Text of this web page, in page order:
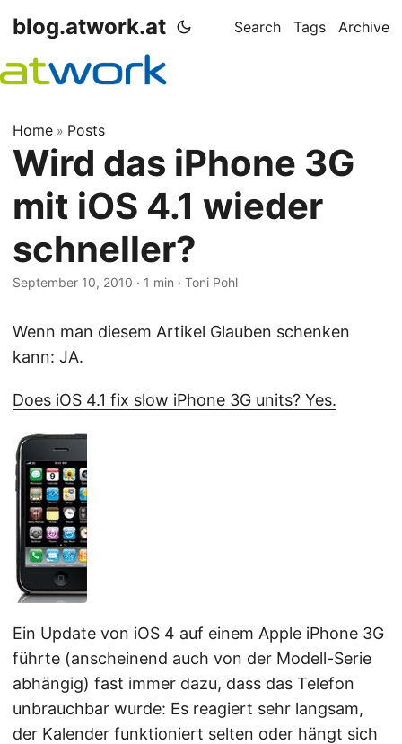
blog.atwork.at Search Tags Archive
Home » Posts
Wird das iPhone 3G
mit iOS 4.1 wieder
schneller?
September 10, 2010 · 1 min · Toni Pohl
Wenn man diesem Artikel Glauben schenken
kann: JA.
Does iOS 4.1 fix slow iPhone 3G units? Yes.
Ein Update von iOS 4 auf einem Apple iPhone 3G
führte (anscheinend auch von der Modell-Serie
abhängig) fast immer dazu, dass das Telefon
unbrauchbar wurde: Es reagiert sehr langsam,
der Kalender funktioniert selten oder hängt sich